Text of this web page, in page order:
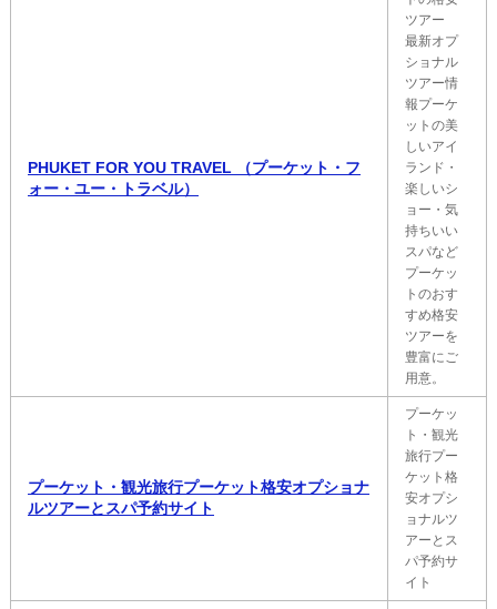
PHUKET FOR YOU TRAVEL （プーケット・フ
ォー・ユー・トラベル）
ツアー
最新オプ
ショナル
ツアー情
報プーケ
ットの美
しいアイ
ランド・
楽しいシ
ョー・気
持ちいい
スパなど
プーケッ
トのおす
すめ格安
ツアーを
豊富にご
用意。
プーケット・観光旅行プーケット格安オプショナ
ルツアーとスパ予約サイト
プーケッ
ト・観光
旅行プー
ケット格
安オプシ
ョナルツ
アーとス
パ予約サ
イト